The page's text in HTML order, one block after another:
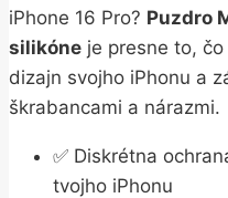
iPhone 16 Pro? Puzdro
silikóne je presne to,
dizajn svojho iPhonu a
škrabancami a nárazmi.
✅ Diskrétna
tvojho iPhonu